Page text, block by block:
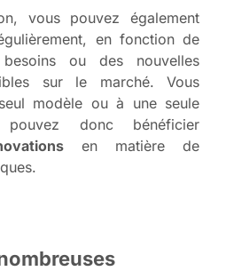
vous pouvez également
en fonction de
ou des nouvelles
sur le marché. Vous
modèle ou à une seule
donc bénéficier
en matière de